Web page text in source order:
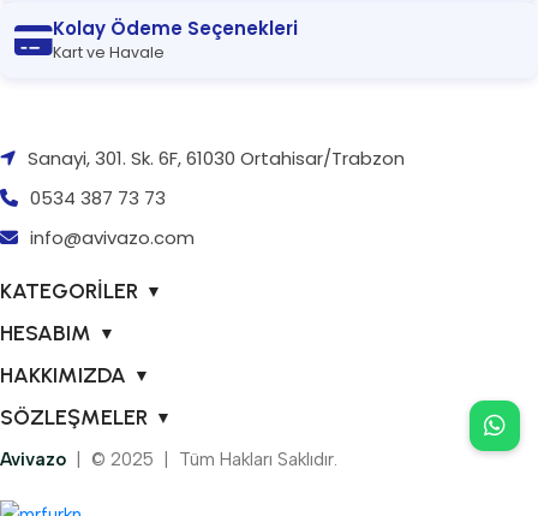
Kolay Ödeme Seçenekleri
Kart ve Havale
Sanayi, 301. Sk. 6F, 61030 Ortahisar/Trabzon
0534 387 73 73
info@avivazo.com
KATEGORİLER ▼
HESABIM ▼
HAKKIMIZDA ▼
SÖZLEŞMELER ▼
Avivazo | © 2025 | Tüm Hakları Saklıdır.